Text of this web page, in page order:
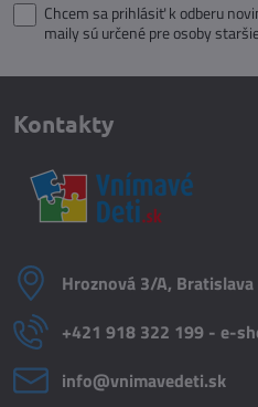
Chcem sa prihlásiť k odberu
maily sú určené pre osoby
Kontakty
Hroznová 3/A, Bratislava
+421 918 322 199 - e-
info​@vnimavedeti​.sk